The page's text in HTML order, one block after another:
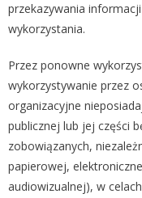
przekazywania
wykorzystania.
Przez ponowne
wykorzystywanie przez
organizacyjne
publicznej lub jej części
zobowiązanych,
papierowej,
audiowizualnej), w